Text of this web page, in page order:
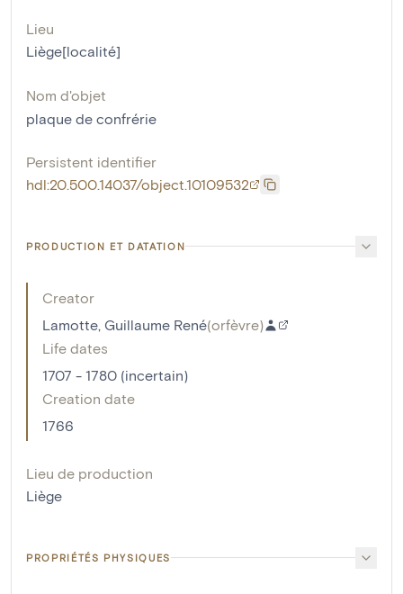
Lieu
Liège[localité]
Nom d'objet
plaque de confrérie
Persistent identifier
hdl:20.500.14037/object.10109532
PRODUCTION ET DATATION
Creator
Lamotte, Guillaume René(orfèvre)
Life dates
1707 - 1780 (incertain)
Creation date
1766
Lieu de production
Liège
PROPRIÉTÉS PHYSIQUES